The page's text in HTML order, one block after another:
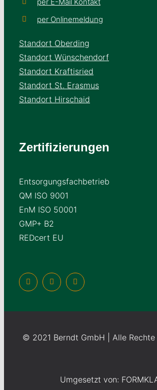
per Onlinemeldung
Standort Oberding
Standort Wünschendorf
Standort Kraftisried
Standort St. Erasmus
Standort Hirschaid
Zertifizierungen
Entsorgungsfachbetrieb
QM ISO 9001
EnM ISO 50001
GMP+ B2
REDcert EU
© 2021 Berndt GmbH | Alle
Umgesetzt von: